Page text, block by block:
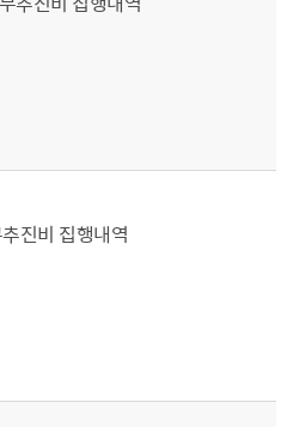
진비 집행내역